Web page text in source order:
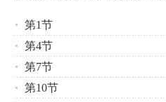
第1节
第4节
第7节
第10节